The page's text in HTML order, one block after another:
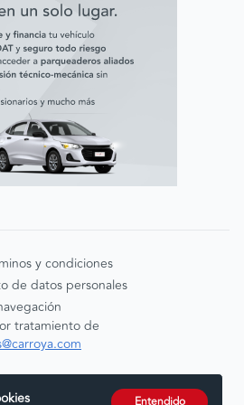
y condiciones
de datos personales
tratamiento de